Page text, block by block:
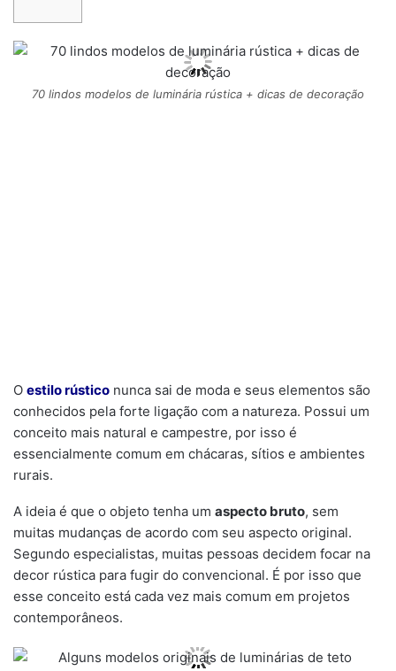
70 lindos modelos de luminária rústica + dicas de decoração
O estilo rústico nunca sai de moda e seus elementos são
conhecidos pela forte ligação com a natureza. Possui um
conceito mais natural e campestre, por isso é
essencialmente comum em chácaras, sítios e ambientes
rurais.
A ideia é que o objeto tenha um aspecto bruto, sem
muitas mudanças de acordo com seu aspecto original.
Segundo especialistas, muitas pessoas decidem focar na
decor rústica para fugir do convencional. É por isso que
esse conceito está cada vez mais comum em projetos
contemporâneos.